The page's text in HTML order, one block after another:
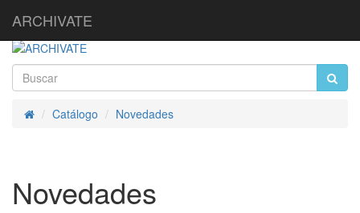
ARCHIVATE
InicioCatálogo Novedades
Novedades